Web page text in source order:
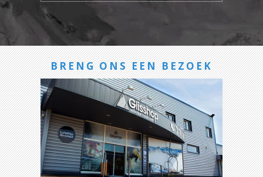
BRENG ONS EEN BEZOEK